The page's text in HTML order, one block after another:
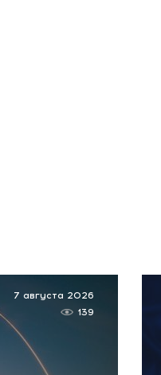
7 августа 2026
139